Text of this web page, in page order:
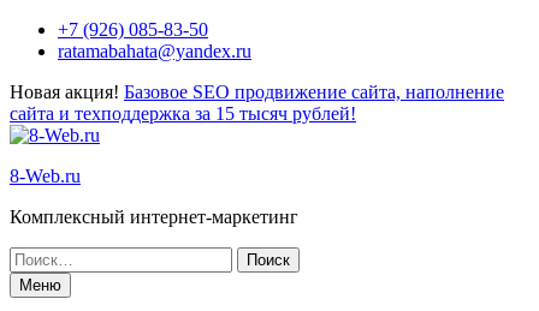
+7 (926) 085-83-50
ratamabahata@yandex.ru
Новая акция! Базовое SEO продвижение сайта, наполнение
сайта и техподдержка за 15 тысяч рублей!
8-Web.ru
Комплексный интернет-маркетинг
Меню